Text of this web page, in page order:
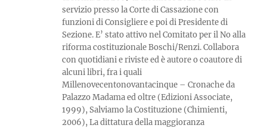
servizio presso la Corte di Cassazione con
funzioni di Consigliere e poi di Presidente di
Sezione. E’ stato attivo nel Comitato per il No alla
riforma costituzionale Boschi/Renzi. Collabora
con quotidiani e riviste ed è autore o coautore di
alcuni libri, fra i quali
Millenovecentonovantacinque – Cronache da
Palazzo Madama ed oltre (Edizioni Associate,
1999), Salviamo la Costituzione (Chimienti,
2006), La dittatura della maggioranza